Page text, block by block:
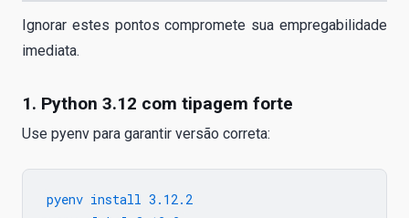
Ignorar estes pontos compromete sua empregabilidade
imediata.
1. Python 3.12 com tipagem forte
Use pyenv para garantir versão correta:
pyenv install 3.12.2